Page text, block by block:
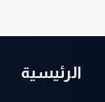
الرئيسية